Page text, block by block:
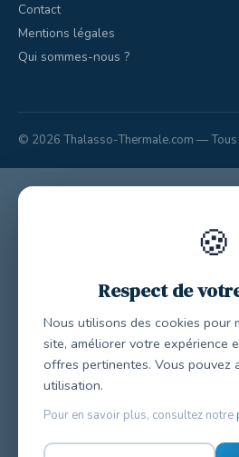
Contact
Mentions légales
Qui sommes-nous ?
© 2026 Thalasso-Thermale.com —
🍪
Respect de
Nous utilisons des cookies pour
site, améliorer votre expérience
offres pertinentes. Vous pouvez
utilisation.
Pour en savoir plus, consultez notre